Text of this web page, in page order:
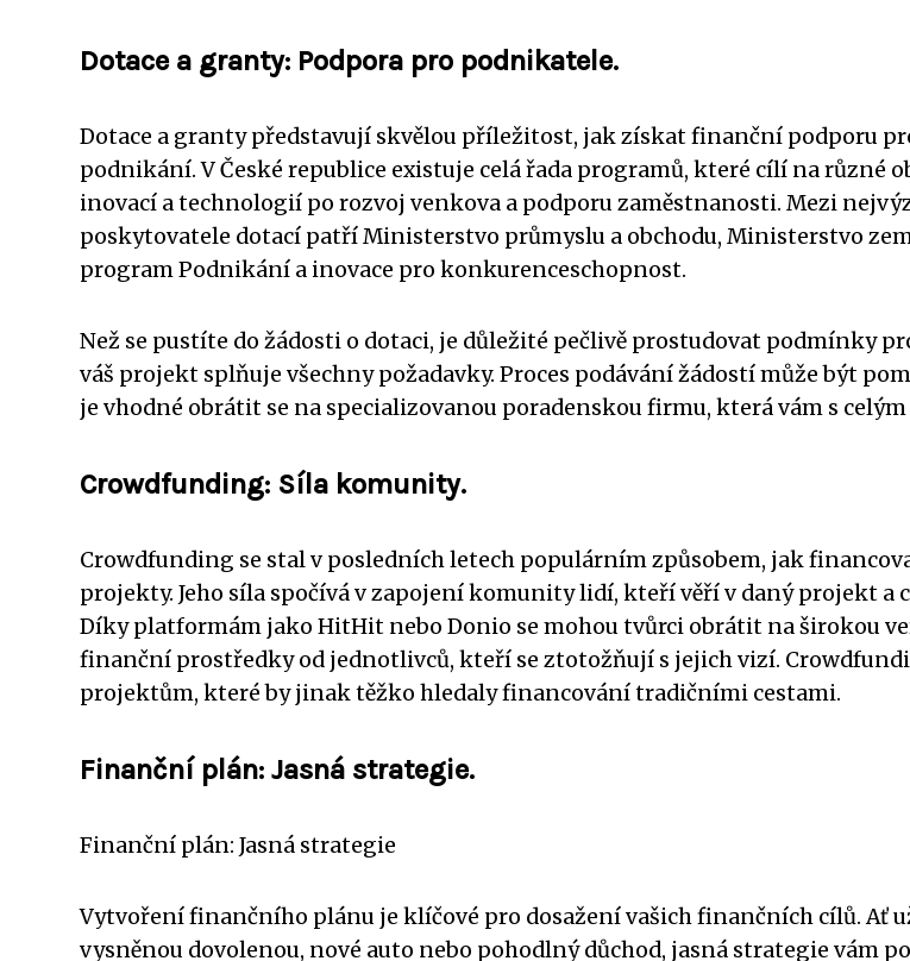
Dotace a granty: Podpora pro podnikatele.
Dotace a granty představují skvělou příležitost, jak získat finanční podporu
podnikání. V České republice existuje celá řada programů, které cílí na různé
inovací a technologií po rozvoj venkova a podporu zaměstnanosti. Mezi
poskytovatele dotací patří Ministerstvo průmyslu a obchodu, Ministerstvo
program Podnikání a inovace pro konkurenceschopnost.
Než se pustíte do žádosti o dotaci, je důležité pečlivě prostudovat podmínky
váš projekt splňuje všechny požadavky. Proces podávání žádostí může být
je vhodné obrátit se na specializovanou poradenskou firmu, která vám s
Crowdfunding: Síla komunity.
Crowdfunding se stal v posledních letech populárním způsobem, jak
projekty. Jeho síla spočívá v zapojení komunity lidí, kteří věří v daný projekt a
Díky platformám jako HitHit nebo Donio se mohou tvůrci obrátit na širokou
finanční prostředky od jednotlivců, kteří se ztotožňují s jejich vizí.
projektům, které by jinak těžko hledaly financování tradičními cestami.
Finanční plán: Jasná strategie.
Finanční plán: Jasná strategie
Vytvoření finančního plánu je klíčové pro dosažení vašich finančních cílů. Ať
vysněnou dovolenou, nové auto nebo pohodlný důchod, jasná strategie vám